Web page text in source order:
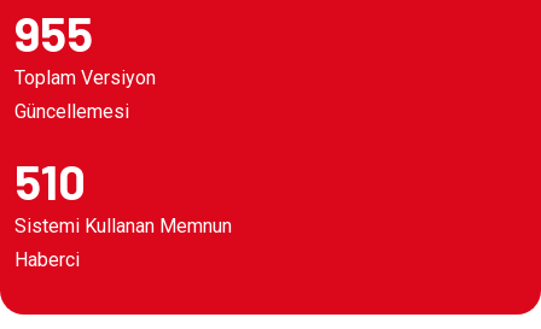
955
Toplam Versiyon
Güncellemesi
510
Sistemi Kullanan Memnun
Haberci